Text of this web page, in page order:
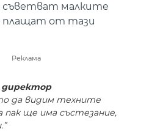
малките
плащат от тази
Реклама
директор
да видим техните
пак ще има състезание,